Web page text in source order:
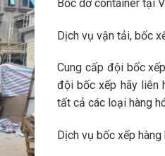
Bốc dỡ container tại
Dịch vụ vận tải, bốc
Cung cấp đội bốc
đội bốc xếp hãy liên
tất cả các loại hàng
Dịch vụ bốc xếp hàng